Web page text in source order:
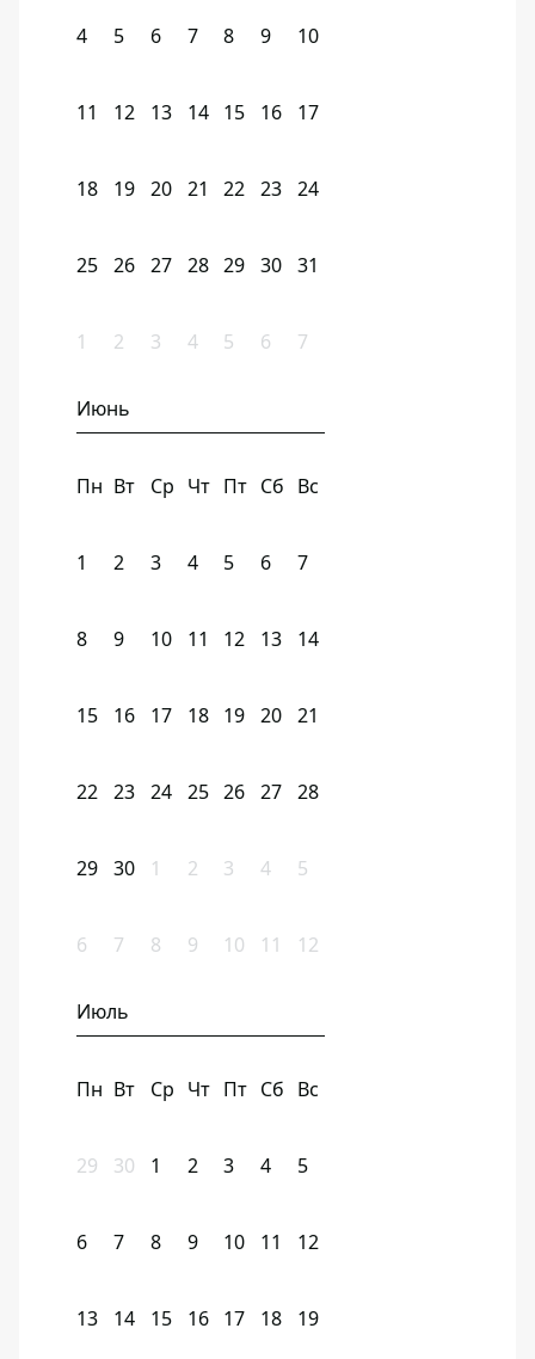
4 5 6 7 8 9 10
11 12 13 14 15 16 17
18 19 20 21 22 23 24
25 26 27 28 29 30 31
1 2 3 4 5 6 7
Июнь
Пн Вт Ср Чт Пт Сб Вс
1 2 3 4 5 6 7
8 9 10 11 12 13 14
15 16 17 18 19 20 21
22 23 24 25 26 27 28
29 30 1 2 3 4 5
6 7 8 9 10 11 12
Июль
Пн Вт Ср Чт Пт Сб Вс
29 30 1 2 3 4 5
6 7 8 9 10 11 12
13 14 15 16 17 18 19